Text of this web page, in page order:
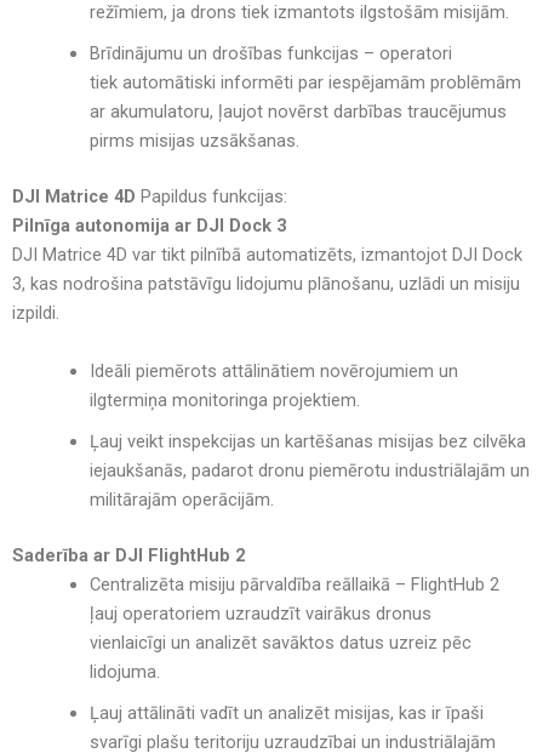
režīmiem, ja drons tiek izmantots ilgstošām misijām.
Brīdinājumu un drošības funkcijas – operatori
tiek automātiski informēti par iespējamām problēmām
ar akumulatoru, ļaujot novērst darbības traucējumus
pirms misijas uzsākšanas.
DJI Matrice 4D Papildus funkcijas:
Pilnīga autonomija ar DJI Dock 3
DJI Matrice 4D var tikt pilnībā automatizēts, izmantojot DJI Dock
3, kas nodrošina patstāvīgu lidojumu plānošanu, uzlādi un misiju
izpildi.
Ideāli piemērots attālinātiem novērojumiem un
ilgtermiņa monitoringa projektiem.
Ļauj veikt inspekcijas un kartēšanas misijas bez cilvēka
iejaukšanās, padarot dronu piemērotu industriālajām un
militārajām operācijām.
Saderība ar DJI FlightHub 2
Centralizēta misiju pārvaldība reāllaikā – FlightHub 2
ļauj operatoriem uzraudzīt vairākus dronus
vienlaicīgi un analizēt savāktos datus uzreiz pēc
lidojuma
Ļauj attālināti vadīt un analizēt misijas, kas ir īpaši
svarīgi plašu teritoriju uzraudzībai un industriālajām